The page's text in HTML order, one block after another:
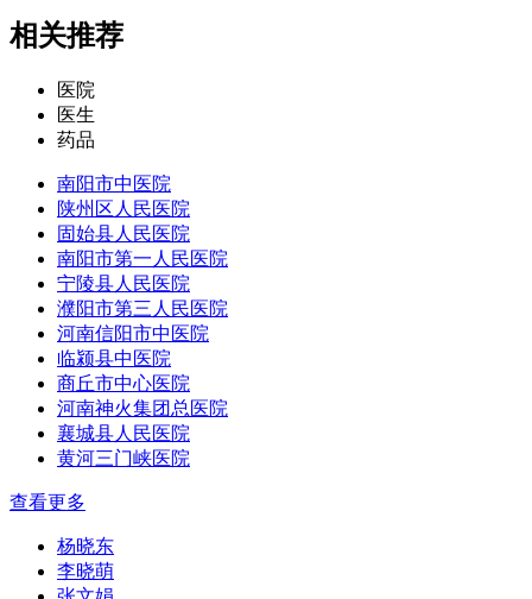
相关推荐
医院
医生
药品
南阳市中医院
陕州区人民医院
固始县人民医院
南阳市第一人民医院
宁陵县人民医院
濮阳市第三人民医院
河南信阳市中医院
临颍县中医院
商丘市中心医院
河南神火集团总医院
襄城县人民医院
黄河三门峡医院
查看更多
杨晓东
李晓萌